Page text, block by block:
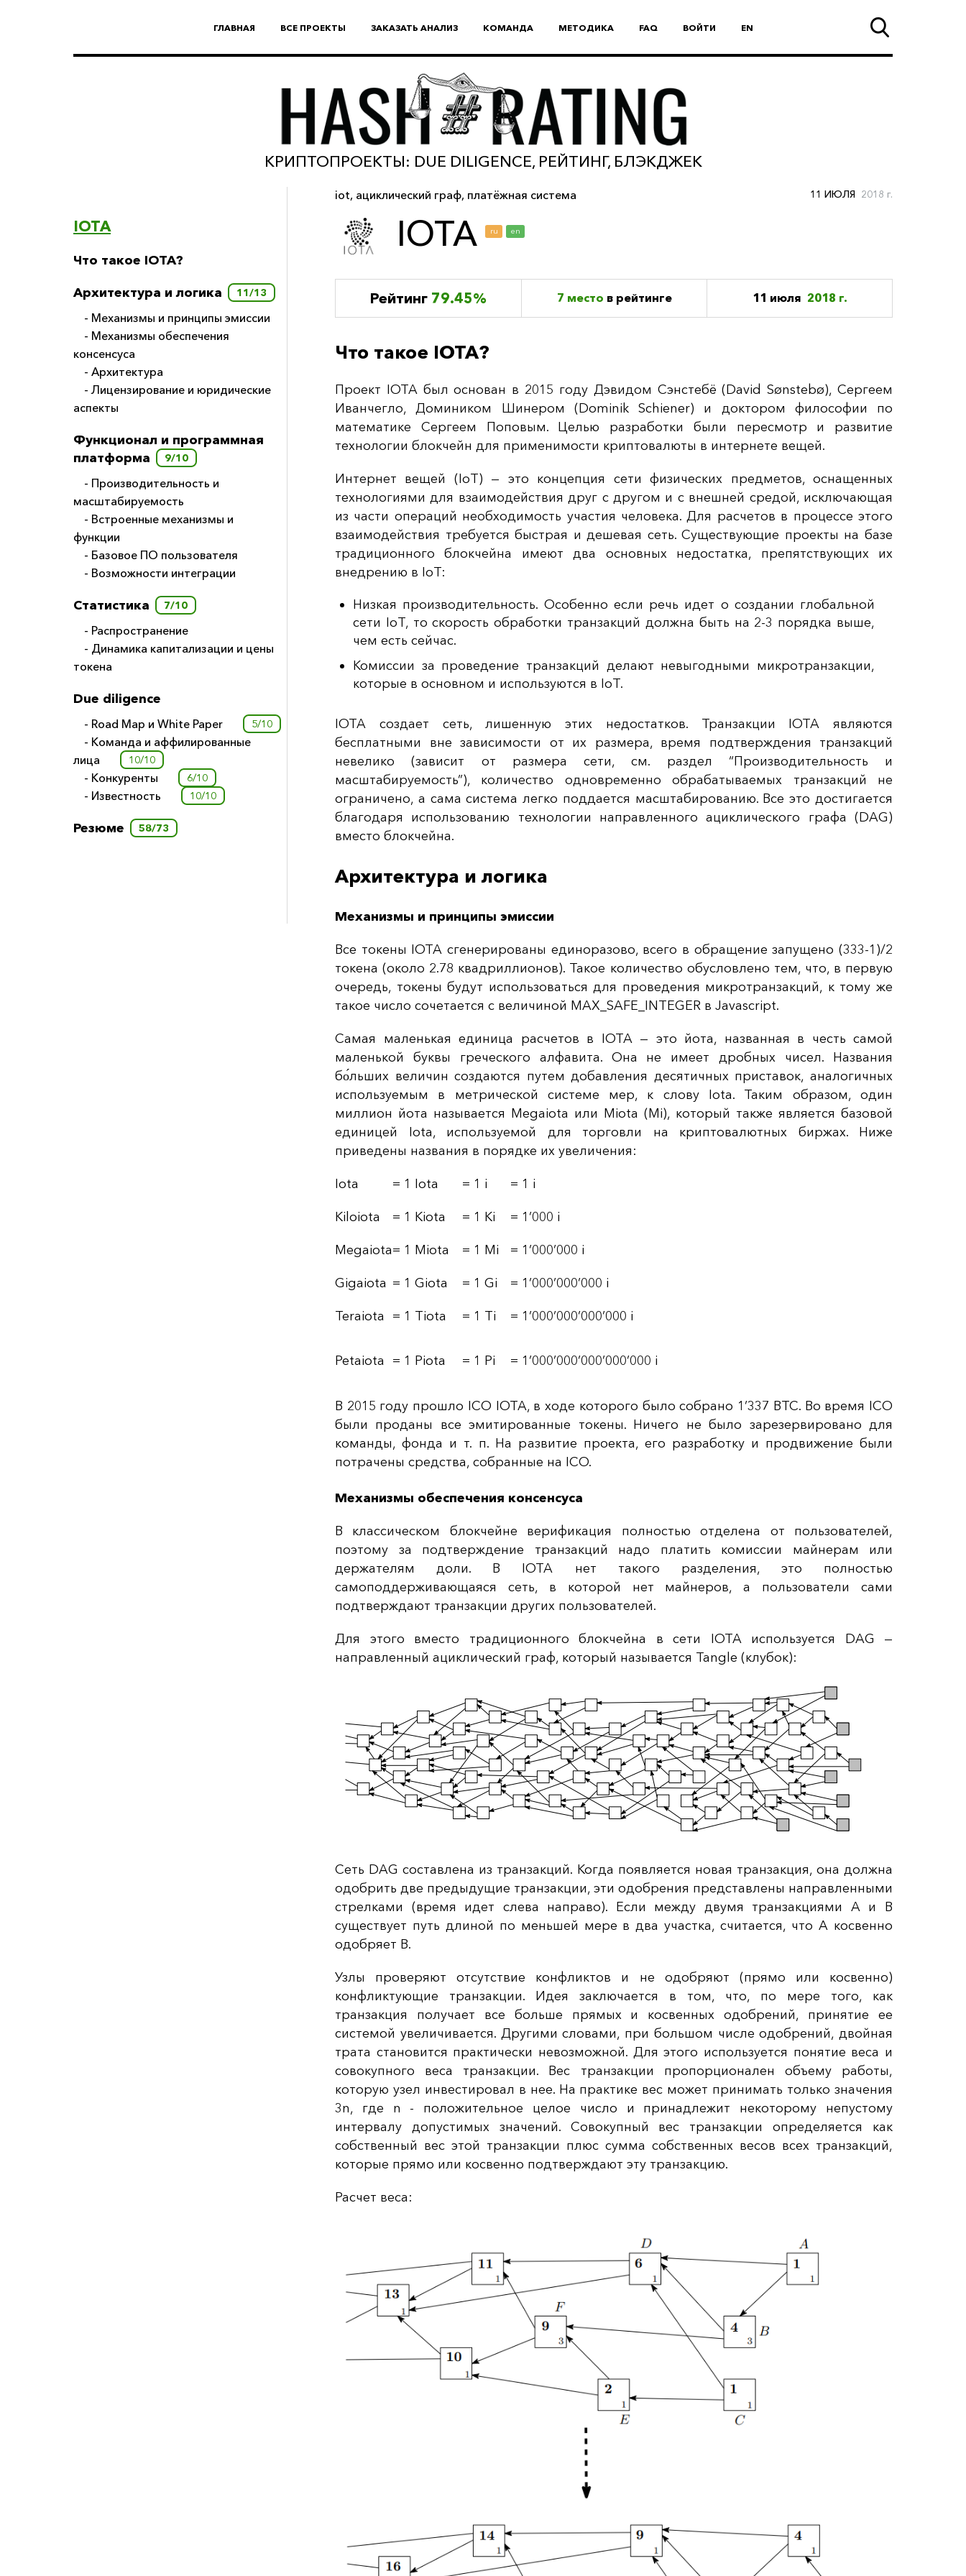
ГЛАВНАЯ ВСЕ ПРОЕКТЫ ЗАКАЗАТЬ АНАЛИЗ КОМАНДА МЕТОДИКА FAQ ВОЙТИ EN
КРИПТОПРОЕКТЫ: DUE DILIGENCE, РЕЙТИНГ, БЛЭКДЖЕК
IOTA
Что такое IOTA?
Архитектура и логика 11/13
- Механизмы и принципы эмиссии
- Механизмы обеспечения
консенсуса
- Архитектура
- Лицензирование и юридические
аспекты
Функционал и программная
платформа
9/10
- Производительность и
масштабируемость
- Встроенные механизмы и
функции
- Базовое ПО пользователя
- Возможности интеграции
Статистика 7/10
- Распространение
- Динамика капитализации и цены
токена
Due diligence
- Road Map и White Paper 5/10
- Команда и аффилированные
лица
10/10
- Конкуренты 6/10
- Известность 10/10
Резюме 58/73
iot, ациклический граф, платёжная система 11 ИЮЛЯ 2018 г.
IOTA ru en
Рейтинг 79.45% 7 место в рейтинге 11 июля 2018 г.
Что такое IOTA?
Проект IOTA был основан в 2015 году Дэвидом Сэнстебё (David Sønstebø), Сергеем
Иванчегло, Домиником Шинером (Dominik Schiener) и доктором философии по
математике
Сергеем Поповым. Целью разработки были пересмотр и развитие
технологии блокчейн для применимости криптовалюты в интернете вещей.
Интернет вещей (IoT) — это концепция сети физических предметов, оснащенных
технологиями для взаимодействия друг с другом и с внешней средой, исключающая
из части операций необходимость участия человека. Для расчетов в процессе этого
взаимодействия требуется быстрая и дешевая сеть. Существующие проекты на базе
традиционного блокчейна имеют два основных недостатка, препятствующих их
внедрению в IoT:
Низкая производительность. Особенно если речь идет о создании глобальной
сети IoT, то скорость обработки транзакций должна быть на 2-3 порядка выше,
чем есть сейчас.
Комиссии за проведение транзакций делают невыгодными микротранзакции,
которые в основном и используются в IoT.
IOTA создает сеть, лишенную этих недостатков. Транзакции IOTA являются
бесплатными вне зависимости от их размера, время подтверждения транзакций
невелико (зависит от размера сети, см. раздел “Производительность и
масштабируемость”), количество одновременно обрабатываемых транзакций не
ограничено, а сама система легко поддается масштабированию. Все это достигается
благодаря использованию технологии направленного ациклического графа (DAG)
вместо блокчейна.
Архитектура и логика
Механизмы и принципы эмиссии
Все токены IOTA сгенерированы единоразово, всего в обращение запущено (333-1)/2
токена (около 2.78 квадриллионов). Такое количество обусловлено тем, что, в первую
очередь, токены будут использоваться для проведения микротранзакций, к тому же
такое число сочетается с величиной MAX_SAFE_INTEGER в Javascript.
Самая маленькая единица расчетов в IOTA — это йота, названная в честь самой
маленькой буквы греческого алфавита. Она не имеет дробных чисел. Названия
бо́льших величин создаются путем добавления десятичных приставок, аналогичных
используемым в метрической системе мер, к слову Iota. Таким образом, один
миллион йота называется Megaiota или Miota (Mi), который также является базовой
единицей Iota, используемой для торговли на криптовалютных биржах. Ниже
приведены названия в порядке их увеличения:
Iota = 1 Iota = 1 i = 1 i
Kiloiota = 1 Kiota = 1 Ki = 1’000 i
Megaiota= 1 Miota = 1 Mi = 1’000’000 i
Gigaiota = 1 Giota = 1 Gi = 1’000’000’000 i
Teraiota = 1 Tiota = 1 Ti = 1’000’000’000’000 i
Petaiota = 1 Piota = 1 Pi = 1’000’000’000’000’000 i
В 2015 году прошло ICO IOTA, в ходе которого было собрано 1’337 BTC. Во время ICO
были проданы все эмитированные токены. Ничего не было зарезервировано для
команды, фонда и т. п. На развитие проекта, его разработку и продвижение были
потрачены средства, собранные на ICO.
Механизмы обеспечения консенсуса
В классическом блокчейне верификация полностью отделена от пользователей,
поэтому за подтверждение транзакций надо платить комиссии майнерам или
держателям доли. В IOTA нет такого разделения, это полностью
самоподдерживающаяся сеть, в которой нет майнеров, а пользователи сами
подтверждают транзакции других пользователей.
Для этого вместо традиционного блокчейна в сети IOTA используется DAG —
направленный ациклический граф, который называется Tangle (клубок):
Сеть DAG составлена из транзакций. Когда появляется новая транзакция, она должна
одобрить две предыдущие транзакции, эти одобрения представлены направленными
стрелками (время идет слева направо). Если между двумя транзакциями A и B
существует путь длиной по меньшей мере в два участка, считается, что А косвенно
одобряет B.
Узлы проверяют отсутствие конфликтов и не одобряют (прямо или косвенно)
конфликтующие транзакции. Идея заключается в том, что, по мере того, как
транзакция получает все больше прямых и косвенных одобрений, принятие ее
системой увеличивается. Другими словами, при большом числе одобрений, двойная
трата становится практически невозможной. Для этого используется понятие веса и
совокупного веса транзакции. Вес транзакции пропорционален объему работы,
которую узел инвестировал в нее. На практике вес может принимать только значения
3n, где n - положительное целое число и принадлежит некоторому непустому
интервалу допустимых значений. Совокупный вес транзакции определяется как
собственный вес этой транзакции плюс сумма собственных весов всех транзакций,
которые прямо или косвенно подтверждают эту транзакцию.
Расчет веса: